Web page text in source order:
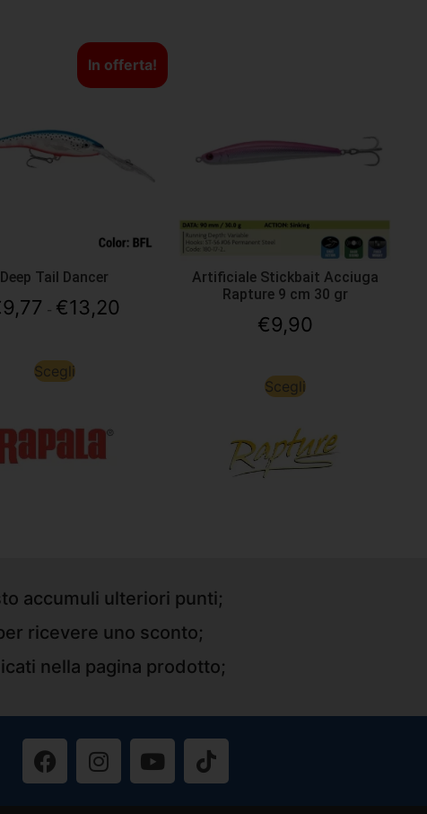
In offerta!
Deep Tail Dancer
9,77 - €13,20
Scegli
Artificiale Stickbait Acciuga
Rapture 9 cm 30 gr
€9,90
Scegli
accumuli ulteriori punti;
ricevere uno sconto;
nella pagina prodotto;